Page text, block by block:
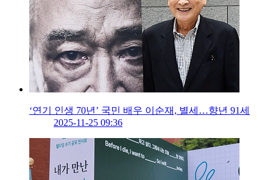
‘연기 인생 70년’ 국민 배우 이순재, 별세…향년 91세
2025-11-25 09:36